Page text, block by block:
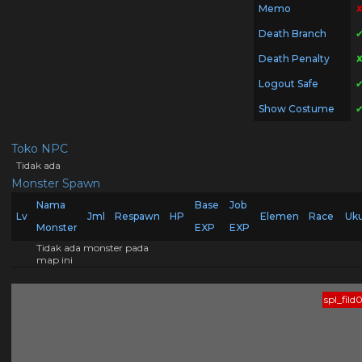
Memo
Death Branch
Death Penalty
Logout Safe
Show Costume
Toko NPC
Tidak ada
Monster Spawn
Lv
Nama
Monster
Jml Respawn HP
Base
EXP
Job
EXP
Elemen Race
Tidak ada monster pada
map ini